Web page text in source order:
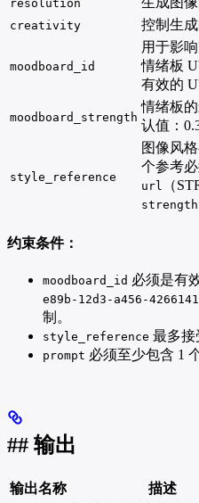
resolution
creativity 控制生成
moodboard_id
用于影
情绪板
有效的
moodboard_strength
情绪板
认值：
style_reference
图像风
个参考
url （
strength
约束条件：
moodboard_id 必须是有
e89b-12d3-a456-
制。
style_reference 最多接
prompt 必须至少包含 1
## 输出
输出名称 描述